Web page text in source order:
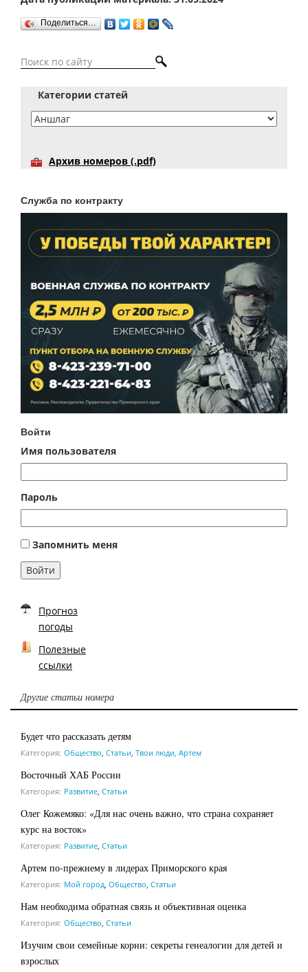
Поделиться…
Категории статей
Архив номеров (.pdf)
Служба по контракту
Войти
Имя пользователя
Пароль
Запомнить меня
Войти
Прогноз
погоды
Полезные
ссылки
Другие статьи номера
Будет что рассказать детям
Категория: Общество, Статьи, Твои люди, Артем
Восточный ХАБ России
Категория: Развитие, Статьи
Олег Кожемяко: «Для нас очень важно, что страна сохраняет
курс на восток»
Категория: Развитие, Статьи
Артем по-прежнему в лидерах Приморского края
Категория: Мой город, Общество, Статьи
Нам необходима обратная связь и объективная оценка
Категория: Общество, Статьи
Изучим свои семейные корни: секреты генеалогии для детей и
взрослых